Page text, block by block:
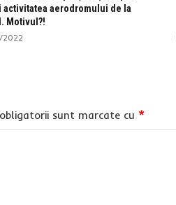
activitatea aerodromului de la
Motivul?!
sunt marcate cu *